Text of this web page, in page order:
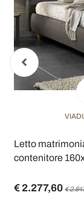
Letto
contenitore
€ 2.277,60 €